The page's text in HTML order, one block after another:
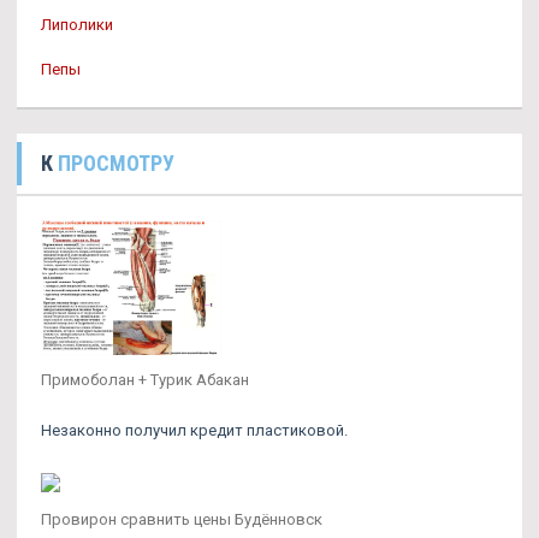
Липолики
Пепы
К ПРОСМОТРУ
Примоболан + Турик Абакан
Незаконно получил кредит пластиковой.
Провирон сравнить цены Будённовск